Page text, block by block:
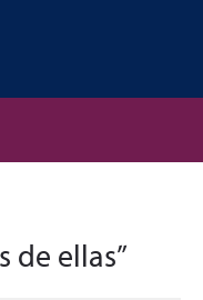
de ellas”